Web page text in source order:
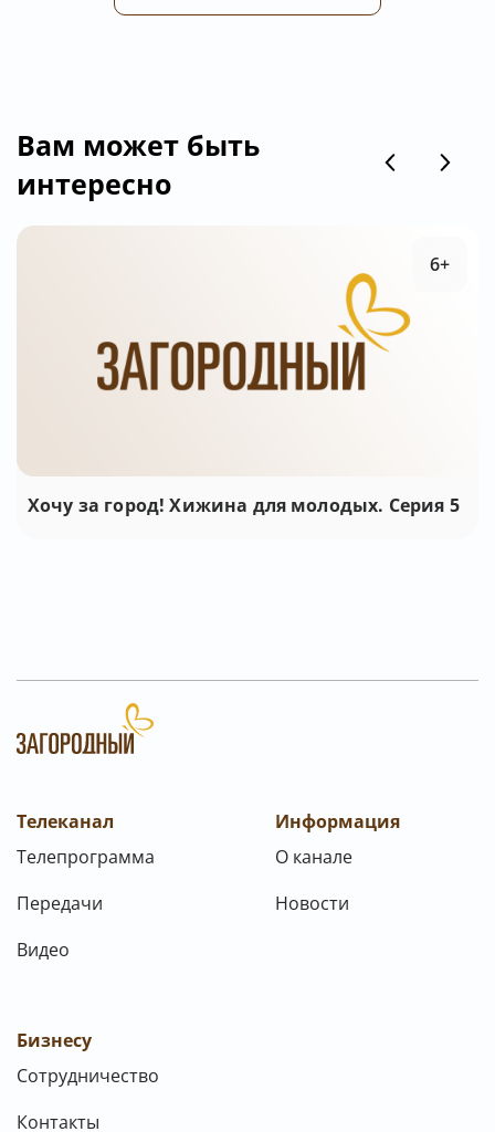
Вам может быть
интересно
Хочу за город! Хижина для молодых. Серия 5
6+
Телеканал
Телепрограмма
Передачи
Видео
Информация
О канале
Новости
Бизнесу
Сотрудничество
Контакты